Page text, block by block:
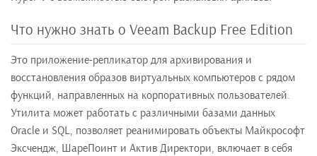
Что нужно знать о Veeam Backup Free Edition
Это приложение-репликатор для архивирования и
восстановления образов виртуальных компьютеров с рядом
функций, направленных на корпоративных пользователей.
Утилита может работать с различными базами данных
Oracle и SQL, позволяет реанимировать объекты Майкрософт
Эксчендж, ШареПоинт и Актив Директори, включает в себя